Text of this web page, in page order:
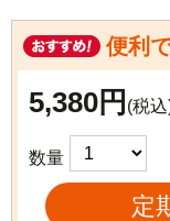
便利
5,380円 (税
数量
定